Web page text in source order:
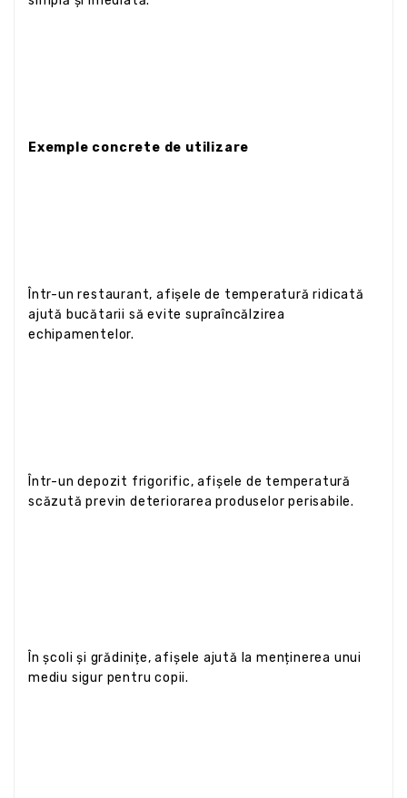
Exemple concrete de utilizare
Într-un restaurant, afișele de temperatură ridicată
ajută bucătarii să evite supraîncălzirea
echipamentelor.
Într-un depozit frigorific, afișele de temperatură
scăzută previn deteriorarea produselor perisabile.
În școli și grădinițe, afișele ajută la menținerea unui
mediu sigur pentru copii.